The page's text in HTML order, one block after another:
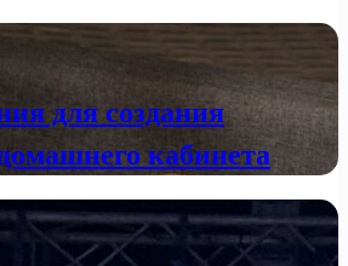
для создания
кабинета